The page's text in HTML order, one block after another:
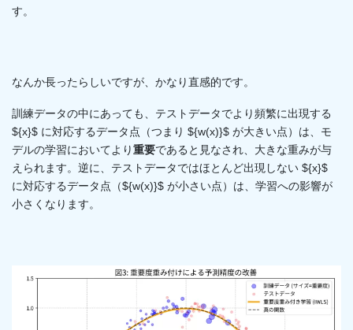
す。
なんか長ったらしいですが、かなり直感的です。
訓練データの中にあっても、テストデータでより頻繁に出現する
${x}$ に対応するデータ点（つまり ${w(x)}$ が大きい点）は、モ
デルの学習においてより重要であると見なされ、大きな重みが与
えられます。逆に、テストデータではほとんど出現しない ${x}$
に対応するデータ点（${w(x)}$ が小さい点）は、学習への影響が
小さくなります。